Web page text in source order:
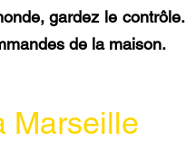
gardez le contrôle.
de la maison.
Marseille